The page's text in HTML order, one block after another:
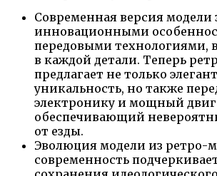
Современная версия модели
инновационными
передовыми
в каждой детали. Теперь
предлагает не только
уникальность, но также
электронику и мощный
обеспечивающий
от езды.
Эволюция модели из ретро-
современность